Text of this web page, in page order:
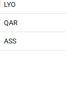
LYO
QAR
ASS